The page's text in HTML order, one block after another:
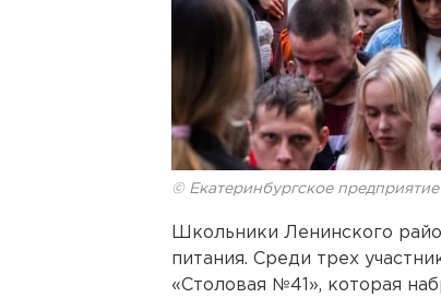
© Екатеринбургское
Школьники Ленинского
питания. Среди трех
«Столовая №41», которая